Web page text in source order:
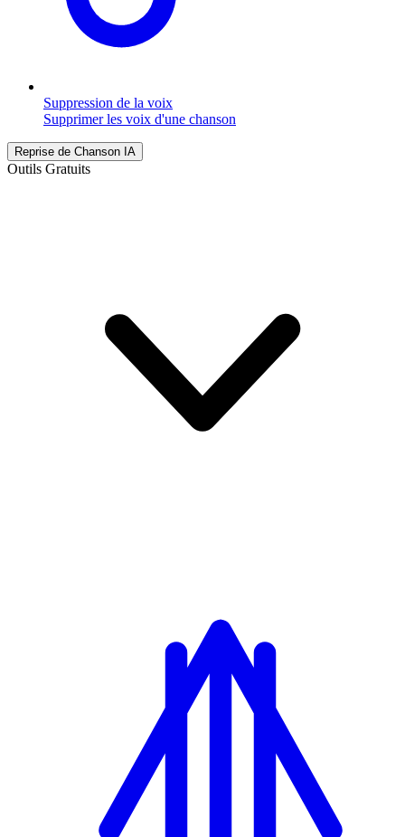
Suppression de la voix
Supprimer les voix d'une chanson
Reprise de Chanson IA
Outils Gratuits